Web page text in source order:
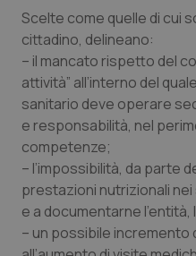
Tumore al seno
Tumore ovarico
Tumori del
Tumori
Ulcera & Reflusso
Vaccini
Scelte come quelle di cui
cittadino, delineano:
– il mancato rispetto del
attività” all’interno del
sanitario deve operare
e responsabilità, nel
competenze;
– l’impossibilità, da parte
prestazioni nutrizionali
e a documentarne l’entità,
– un possibile